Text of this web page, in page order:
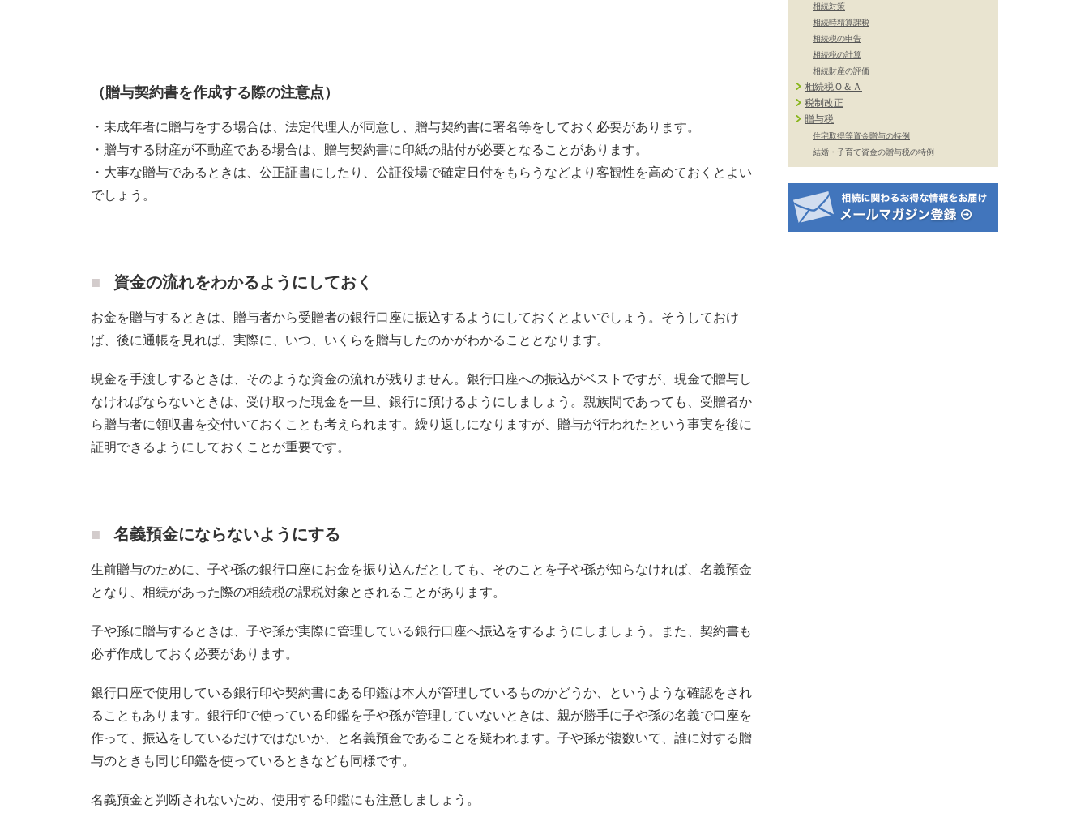
（贈与契約書を作成する際の注意点）
・未成年者に贈与をする場合は、法定代理人が同意し、贈与契約書に署名等をしておく必要があります。
・贈与する財産が不動産である場合は、贈与契約書に印紙の貼付が必要となることがあります。
・大事な贈与であるときは、公正証書にしたり、公証役場で確定日付をもらうなどより客観性を高めておくとよい
でしょう。
資金の流れをわかるようにしておく
お金を贈与するときは、贈与者から受贈者の銀行口座に振込するようにしておくとよいでしょう。そうしておけ
ば、後に通帳を見れば、実際に、いつ、いくらを贈与したのかがわかることとなります。
現金を手渡しするときは、そのような資金の流れが残りません。銀行口座への振込がベストですが、現金で贈与し
なければならないときは、受け取った現金を一旦、銀行に預けるようにしましょう。親族間であっても、受贈者か
ら贈与者に領収書を交付いておくことも考えられます。繰り返しになりますが、贈与が行われたという事実を後に
証明できるようにしておくことが重要です。
名義預金にならないようにする
生前贈与のために、子や孫の銀行口座にお金を振り込んだとしても、そのことを子や孫が知らなければ、名義預金
となり、相続があった際の相続税の課税対象とされることがあります。
子や孫に贈与するときは、子や孫が実際に管理している銀行口座へ振込をするようにしましょう。また、契約書も
必ず作成しておく必要があります。
銀行口座で使用している銀行印や契約書にある印鑑は本人が管理しているものかどうか、というような確認をされ
ることもあります。銀行印で使っている印鑑を子や孫が管理していないときは、親が勝手に子や孫の名義で口座を
作って、振込をしているだけではないか、と名義預金であることを疑われます。子や孫が複数いて、誰に対する贈
与のときも同じ印鑑を使っているときなども同様です。
名義預金と判断されないため、使用する印鑑にも注意しましょう。
相続対策
相続時精算課税
相続税の申告
相続税の計算
相続財産の評価
相続税Ｑ＆Ａ
税制改正
贈与税
住宅取得等資金贈与の特例
結婚・子育て資金の贈与税の特例